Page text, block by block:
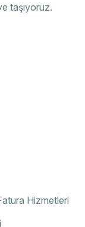
taşıyoruz.
Hizmetleri